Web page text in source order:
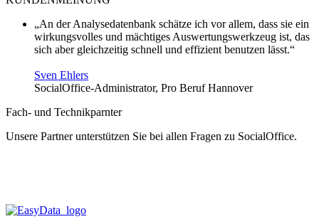
„An der Analysedatenbank schätze ich vor allem, dass sie ein
wirkungsvolles und mächtiges Auswertungswerkzeug ist, das
sich aber gleichzeitig schnell und effizient benutzen lässt.“
Sven Ehlers
SocialOffice-Administrator, Pro Beruf Hannover
Fach- und Technikparnter
Unsere Partner unterstützen Sie bei allen Fragen zu SocialOffice.